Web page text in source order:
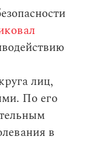
лиц,
По его
в